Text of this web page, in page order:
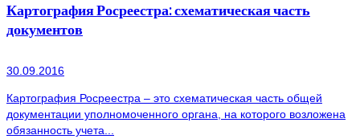
Картография Росреестра: схематическая часть
документов
30.09.2016
Картография Росреестра – это схематическая часть общей
документации уполномоченного органа, на которого возложена
обязанность учета...